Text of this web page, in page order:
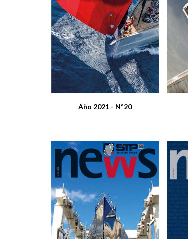
Año 2021 - Nº20